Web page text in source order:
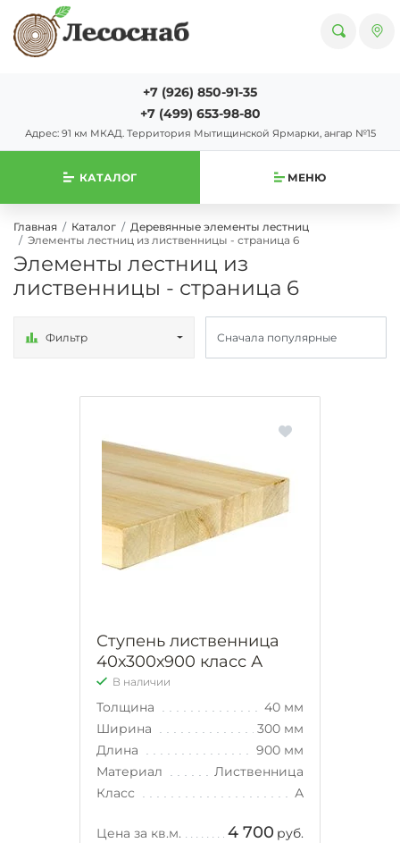
+7 (926) 850-91-35
+7 (499) 653-98-80
Адрес: 91 км МКАД. Территория Мытищинской Ярмарки, ангар №15
КАТАЛОГ МЕНЮ
Главная Каталог
Деревянные элементы лестниц
Элементы лестниц из лиственницы - страница 6
Элементы лестниц из
лиственницы - страница 6
Фильтр
Ступень лиственница
40х300х900 класс А
В наличии
Толщина
40 мм
Ширина
300 мм
Длина
900 мм
Материал
Лиственница
Класс
А
Цена за кв.м. 4 700 руб.